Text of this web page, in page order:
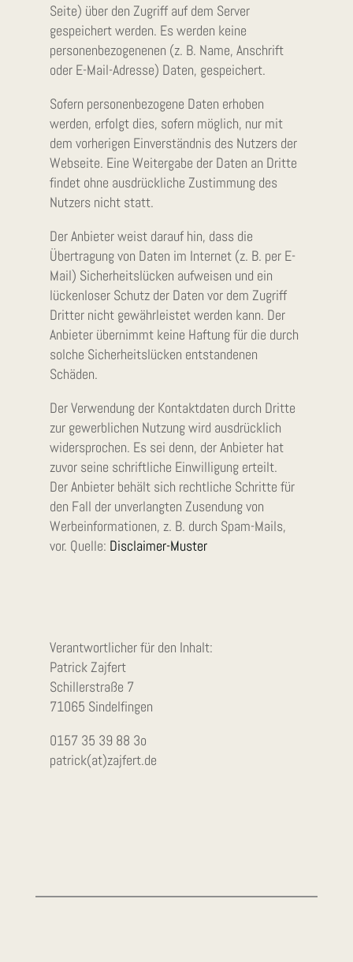
Seite) über den Zugriff auf dem Server
gespeichert werden. Es werden keine
personenbezogenenen (z. B. Name, Anschrift
oder E-Mail-Adresse) Daten, gespeichert.
Sofern personenbezogene Daten erhoben
werden, erfolgt dies, sofern möglich, nur mit
dem vorherigen Einverständnis des Nutzers der
Webseite. Eine Weitergabe der Daten an Dritte
findet ohne ausdrückliche Zustimmung des
Nutzers nicht statt.
Der Anbieter weist darauf hin, dass die
Übertragung von Daten im Internet (z. B. per E-
Mail) Sicherheitslücken aufweisen und ein
lückenloser Schutz der Daten vor dem Zugriff
Dritter nicht gewährleistet werden kann. Der
Anbieter übernimmt keine Haftung für die durch
solche Sicherheitslücken entstandenen
Schäden.
Der Verwendung der Kontaktdaten durch Dritte
zur gewerblichen Nutzung wird ausdrücklich
widersprochen. Es sei denn, der Anbieter hat
zuvor seine schriftliche Einwilligung erteilt.
Der Anbieter behält sich rechtliche Schritte für
den Fall der unverlangten Zusendung von
Werbeinformationen, z. B. durch Spam-Mails,
vor. Quelle: Disclaimer-Muster
Verantwortlicher für den Inhalt:
Patrick Zajfert
Schillerstraße 7
71065 Sindelfingen
0157 35 39 88 3o
patrick(at)zajfert.de